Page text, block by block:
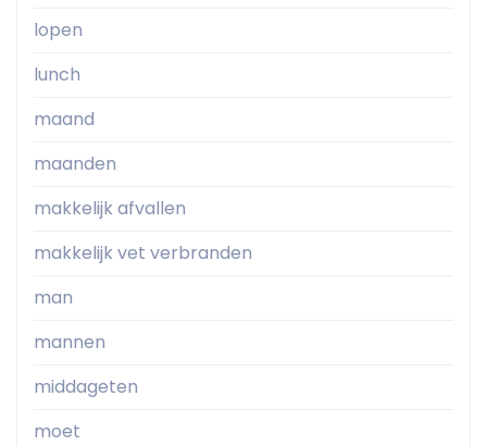
lopen
lunch
maand
maanden
makkelijk afvallen
makkelijk vet verbranden
man
mannen
middageten
moet